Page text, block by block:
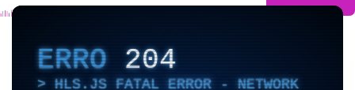
ERRO204
HLS.JS FATAL ERROR - NETWORK